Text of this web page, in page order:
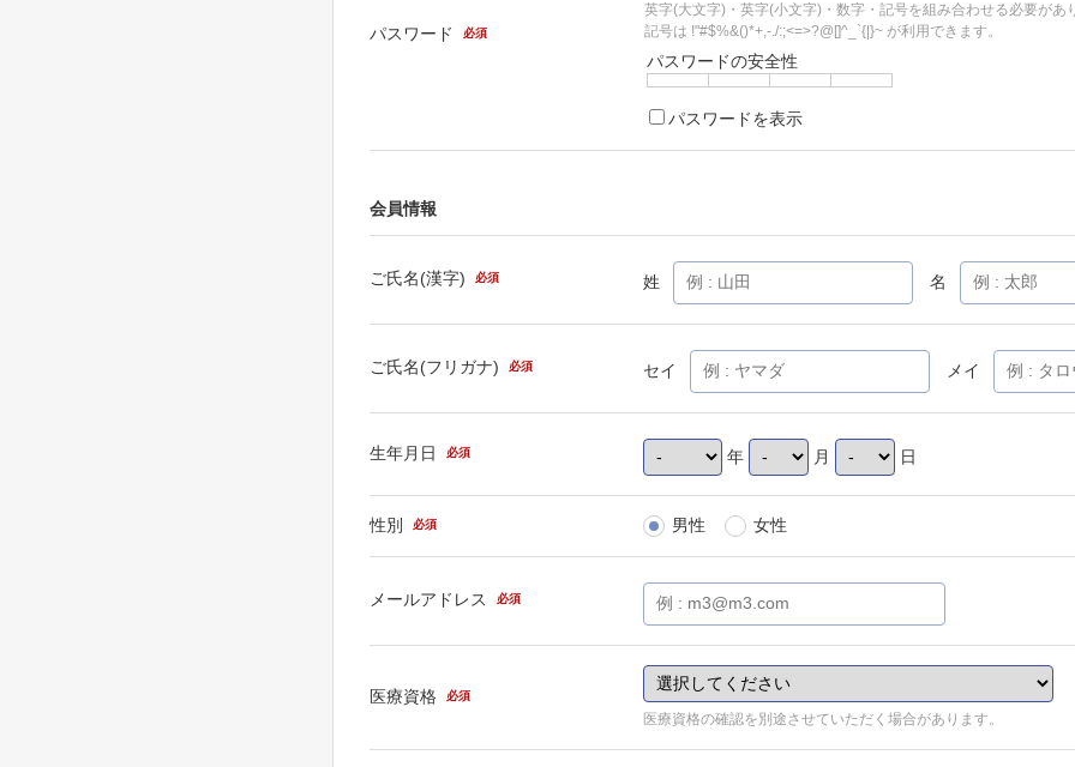
パスワード 必須
英字(大文字)・英字(小文字)・数字・記号を組み合わせる必要があ
記号は !"#$%&()*+,-./:;<=>?@[]^_`{|}~ が利用できます。
パスワードの安全性
パスワードを表示
会員情報
ご氏名(漢字) 必須 姓 名
ご氏名(フリガナ) 必須 セイ メイ
生年月日 必須 年 月 日
性別 必須 男性 女性
メールアドレス 必須
医療資格 必須
医療資格の確認を別途させていただく場合があります。